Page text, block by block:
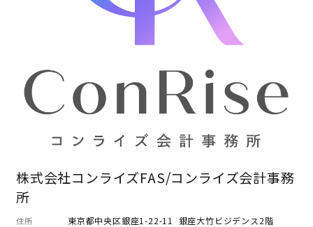
株式会社コンライズFAS/コンライズ会計事務
所
住所 東京都中央区銀座1-22-11 銀座大竹ビジデンス2階